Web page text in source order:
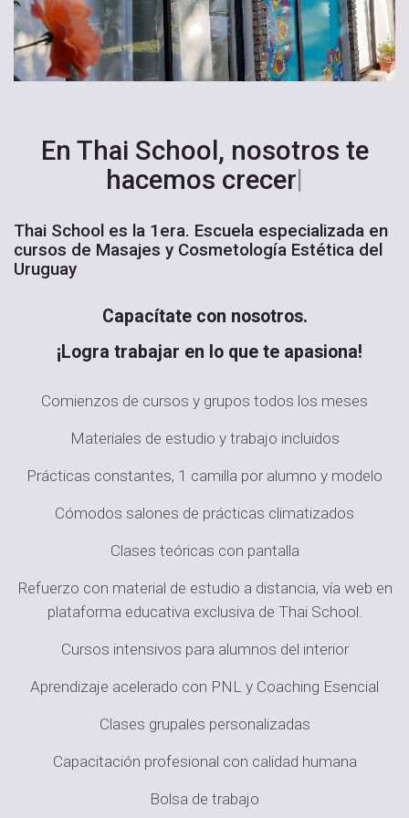
En Thai School, nosotros te
hacemos crecer|
Thai School es la 1era. Escuela especializada en
cursos de Masajes y Cosmetología Estética del
Uruguay
Capacítate con nosotros.
¡Logra trabajar en lo que te apasiona!
Comienzos de cursos y grupos todos los meses
Materiales de estudio y trabajo incluidos
Prácticas constantes, 1 camilla por alumno y modelo
Cómodos salones de prácticas climatizados
Clases teóricas con pantalla
Refuerzo con material de estudio a distancia, vía web en
plataforma educativa exclusiva de Thai School.
Cursos intensivos para alumnos del interior
Aprendizaje acelerado con PNL y Coaching Esencial
Clases grupales personalizadas
Capacitación profesional con calidad humana
Bolsa de trabajo